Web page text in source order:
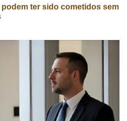
ter sido cometidos sem